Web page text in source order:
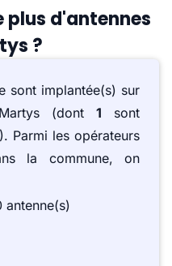
plus d'antennes
?
sont implantée(s) sur
(dont 1 sont
Parmi les opérateurs
la commune, on
antenne(s)